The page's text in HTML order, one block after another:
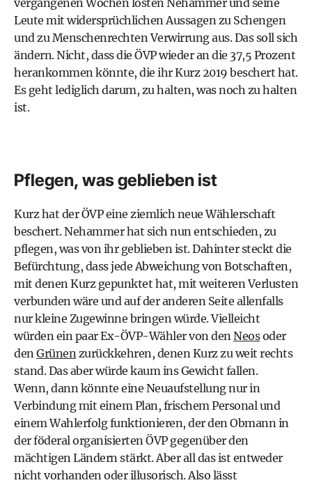
vergangenen Wochen lösten Nehammer und seine
Leute mit widersprüchlichen Aussagen zu Schengen
und zu Menschenrechten Verwirrung aus. Das soll sich
ändern. Nicht, dass die ÖVP wieder an die 37,5 Prozent
herankommen könnte, die ihr Kurz 2019 beschert hat.
Es geht lediglich darum, zu halten, was noch zu halten
ist.
Pflegen, was geblieben ist
Kurz hat der ÖVP eine ziemlich neue Wählerschaft
beschert. Nehammer hat sich nun entschieden, zu
pflegen, was von ihr geblieben ist. Dahinter steckt die
Befürchtung, dass jede Abweichung von Botschaften,
mit denen Kurz gepunktet hat, mit weiteren Verlusten
verbunden wäre und auf der anderen Seite allenfalls
nur kleine Zugewinne bringen würde. Vielleicht
würden ein paar Ex-ÖVP-Wähler von denNeosoder
denGrünenzurückkehren, denen Kurz zu weit rechts
stand. Das aber würde kaum ins Gewicht fallen.
Wenn, dann könnte eine Neuaufstellung nur in
Verbindung mit einem Plan, frischem Personal und
einem Wahlerfolg funktionieren, der den Obmann in
der föderal organisierten ÖVP gegenüber den
mächtigen Ländern stärkt. Aber all das ist entweder
nicht vorhanden oder illusorisch. Also lässt